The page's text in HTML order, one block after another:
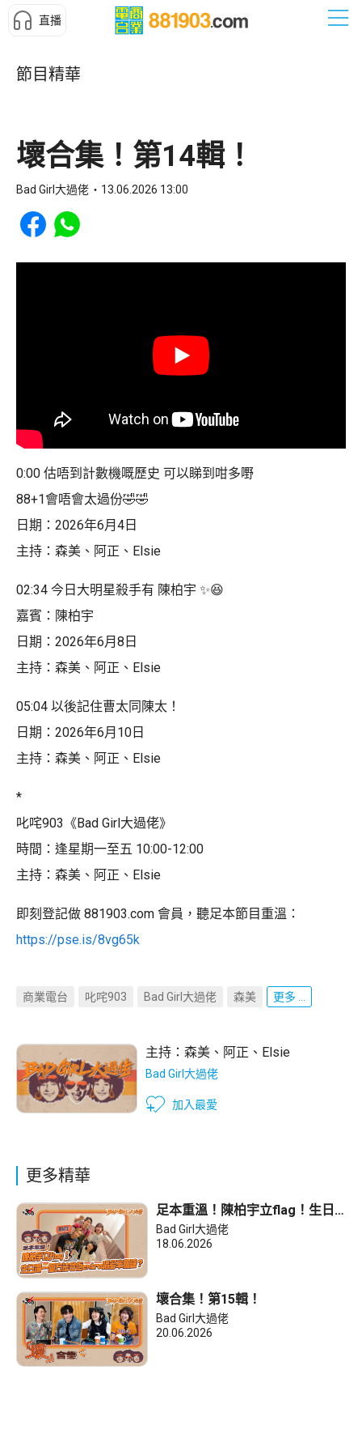
直播
節目精華
壞合集！第14輯！
Bad Girl大過佬 13.06.2026 13:00
Share to Facebook
Share to WhatsApp
0:00 估唔到計數機嘅歷史 可以睇到咁多嘢
88+1會唔會太過份🤣🤣
日期：2026年6月4日
主持：森美、阿正、Elsie
02:34 今日大明星殺手有 陳柏宇 ✨😆
嘉賓：陳柏宇
日期：2026年6月8日
主持：森美、阿正、Elsie
05:04 以後記住曹太同陳太！
日期：2026年6月10日
主持：森美、阿正、Elsie
*
叱咤903《Bad Girl大過佬》
時間：逢星期一至五 10:00-12:00
主持：森美、阿正、Elsie
即刻登記做 881903.com 會員，聽足本節目重溫：
https://pse.is/8vg65k
商業電台 叱咤903 Bad Girl大過佬 森美 更多 ...
主持： 森美 、 阿正 、 Elsie
Bad Girl大過佬
加入最愛
更多精華
足本重溫！陳柏宇立flag！生日
場一個方法令佢extra唱多半個
鐘？
Bad Girl大過佬
18.06.2026
壞合集！第15輯！
Bad Girl大過佬
20.06.2026